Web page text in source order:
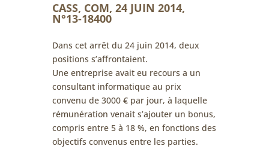
CASS, COM, 24 JUIN 2014,
N°13-18400
Dans cet arrêt du 24 juin 2014, deux
positions s’affrontaient.
Une entreprise avait eu recours a un
consultant informatique au prix
convenu de 3000 € par jour, à laquelle
rémunération venait s’ajouter un bonus,
compris entre 5 à 18 %, en fonctions des
objectifs convenus entre les parties.